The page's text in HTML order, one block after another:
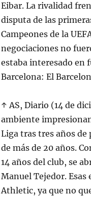
Eibar. La rivalidad
disputa de las
Campeones de la
negociaciones no
estaba interesado en
Barcelona: El
↑ AS, Diario (14 de
ambiente
Liga tras tres años
de más de 20 años.
14 años del club, se
Manuel Tejedor.
Athletic, ya que no